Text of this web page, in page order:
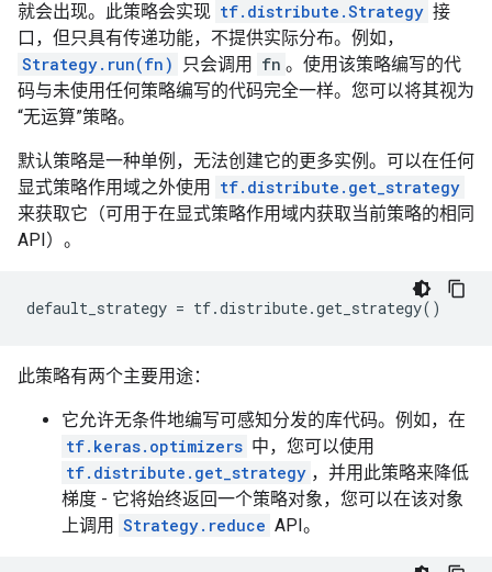
就会出现。此策略会实现 tf.distribute.Strategy 接
口，但只具有传递功能，不提供实际分布。例如，
Strategy.run(fn)
只会调用 fn 。使用该策略编写的代
码与未使用任何策略编写的代码完全一样。您可以将其视为
“无运算”策略。
默认策略是一种单例，无法创建它的更多实例。可以在任何
显式策略作用域之外使用
tf.distribute.get_strategy
来获取它（可用于在显式策略作用域内获取当前策略的相同
API）。
default_strategy = tf.distribute.get_strategy()
此策略有两个主要用途：
它允许无条件地编写可感知分发的库代码。例如，在
tf.keras.optimizers 中，您可以使用
tf.distribute.get_strategy ，并用此策略来降低
梯度 - 它将始终返回一个策略对象，您可以在该对象
上调用 Strategy.reduce API。